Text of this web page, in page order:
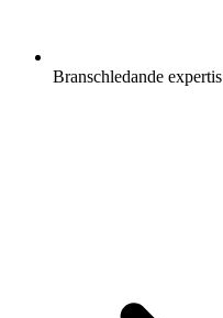
Branschledande expertis